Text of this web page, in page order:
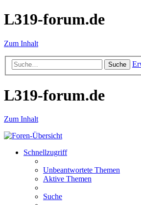
L319-forum.de
Zum Inhalt
Suche
L319-forum.de
Zum Inhalt
Schnellzugriff
Unbeantwortete Themen
Aktive Themen
Suche